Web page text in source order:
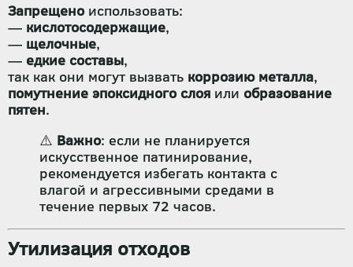
Запрещеноиспользовать:
— кислотосодержащие,
— щелочные,
— едкие составы,
так как они могут вызвать коррозию металла,
помутнение эпоксидного слоя или образование
пятен.
⚠️ Важно: если не планируется
искусственное патинирование,
рекомендуется избегать контакта с
влагой и агрессивными средами в
течение первых 72 часов.
Утилизация отходов